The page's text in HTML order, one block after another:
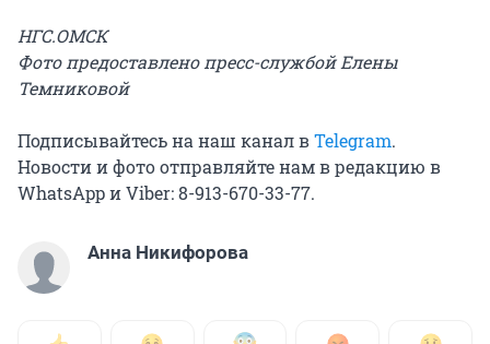
НГС.ОМСК
Фото предоставлено пресс-службой Елены
Темниковой
Подписывайтесь на наш канал вTelegram.
Новости и фото отправляйте нам в редакцию в
WhatsApp и Viber: 8-913-670-33-77.
Анна Никифорова